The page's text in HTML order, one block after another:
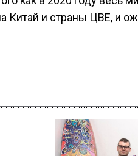
и страны ЦВЕ, и